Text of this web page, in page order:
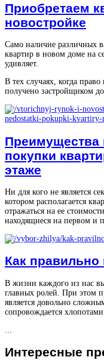
Приобретаем
новостройке
Само наличие различных
квартир в новом доме на
удивляет.
В тех случаях, когда
получено застройщиком
Преимущества
покупки
этаже
Ни для кого не является
котором располагается
отражаться на ее
находящиеся на первом и
Как
В жизни каждого из нас
главных ролей. При этом
является довольно
сопровождается
Интересные